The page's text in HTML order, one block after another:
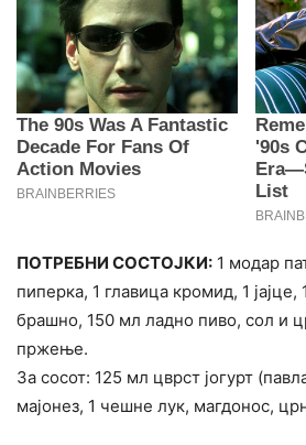
ПОТРЕБНИ СОСТОЈКИ: 1 модар
пиперка, 1 главица кромид, 1
брашно, 150 мл ладно пиво, сол и
пржење.
За сосот: 125 мл цврст јогурт
мајонез, 1 чешне лук, магдонос,